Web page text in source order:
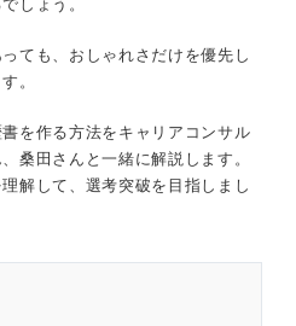
ツ
しょう。
ても、おしゃれさだけを優先し
。
を作る方法をキャリアコンサル
桑田さんと一緒に解説します。
解して、選考突破を目指しまし